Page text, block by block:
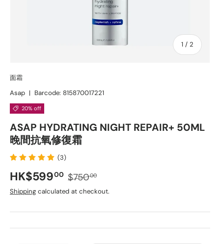
1 / of
2
面霜
Asap | Barcode: 815870017221
20% off
ASAP HYDRATING NIGHT REPAIR+ 50ML
晚間抗氧修復霜
(3)
Sale price
HK$59900 Regular price
$75000
Shipping calculated at checkout.